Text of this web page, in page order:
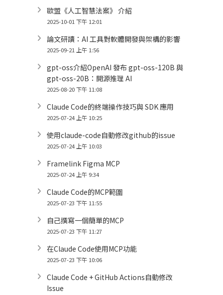
歐盟《人工智慧法案》 介紹
2025-10-01 下午 12:01
論文研讀：AI 工具對軟體開發與架構的影響
2025-09-21 上午 1:56
gpt-oss介紹OpenAI 發布 gpt-oss-120B 與
gpt-oss-20B：開源推理 AI
2025-08-20 下午 11:08
Claude Code的終端操作技巧與 SDK 應用
2025-07-24 上午 10:25
使用claude-code自動修改github的issue
2025-07-24 上午 10:03
Framelink Figma MCP
2025-07-24 上午 9:34
Claude Code的MCP範圍
2025-07-23 下午 11:55
自己撰寫一個簡單的MCP
2025-07-23 下午 11:27
在Claude Code使用MCP功能
2025-07-23 下午 10:06
Claude Code + GitHub Actions自動修改
Issue